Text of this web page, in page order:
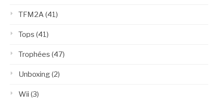
TFM2A(41)
Tops (41)
Trophées (47)
Unboxing(2)
Wii (3)